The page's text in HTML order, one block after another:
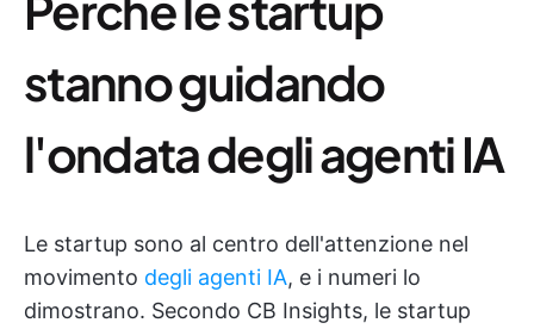
stanno guidando
l'ondata degli agenti IA
Le startup sono al centro dell'attenzione nel
movimento degli agenti IA, e i numeri lo
dimostrano. Secondo CB Insights, le startup